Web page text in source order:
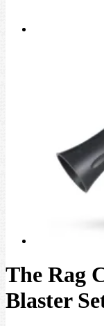
The Rag
Blaster